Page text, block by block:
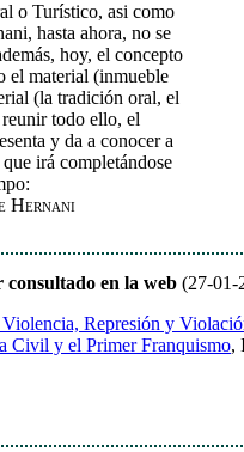
o Turístico, asi como
hasta ahora, no se
hoy, el concepto
el material (inmueble
(la tradición oral, el
todo ello, el
y da a conocer a
irá completándose
Hernani
en la web (27-01-
Represión y
Civil y el Primer Franquismo,